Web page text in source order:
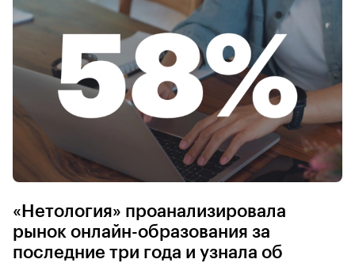
«Нетология» проанализировала
рынок онлайн-образования за
последние три года и узнала об